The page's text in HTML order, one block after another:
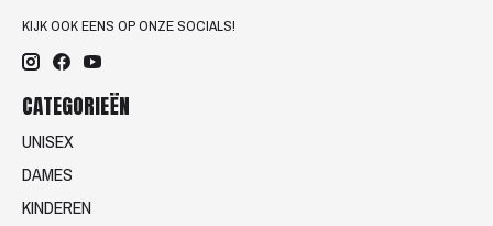
KIJK OOK EENS OP ONZE SOCIALS!
CATEGORIEËN
UNISEX
DAMES
KINDEREN